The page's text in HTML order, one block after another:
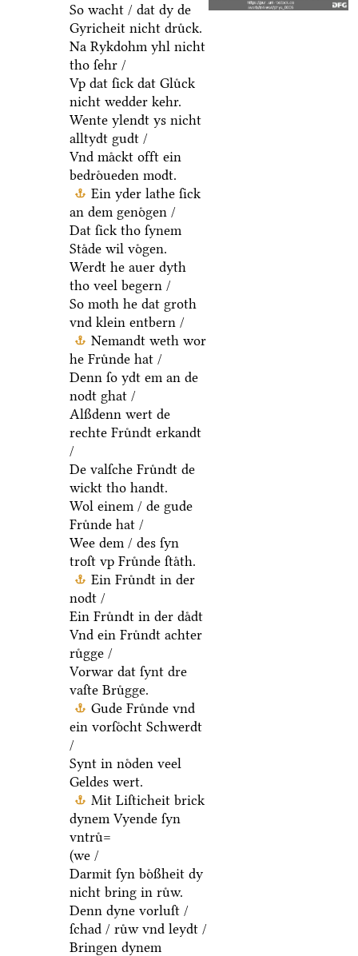
So wacht / dat dy de
Gyricheit nicht druͤck.
Na Rykdohm yhl nicht
tho ſehr /
Vp dat ſick dat Gluͤck
nicht wedder kehr.
Wente ylendt ys nicht
alltydt gudt /
Vnd maͤckt offt ein
bedroͤueden modt.
Ein yder lathe ſick
an dem genoͤgen /
Dat ſick tho ſynem
Staͤde wil voͤgen.
Werdt he auer dyth
tho veel begern /
So moth he dat groth
vnd klein entbern /
Nemandt weth wor
he Fruͤnde hat /
Denn ſo ydt em an de
nodt ghat /
Alßdenn wert de
rechte Fruͤndt erkandt
/
De valſche Fruͤndt de
wickt tho handt.
Wol einem / de gude
Fruͤnde hat /
Wee dem / des ſyn
troſt vp Fruͤnde ſtaͤth.
Ein Fruͤndt in der
nodt /
Ein Fruͤndt in der daͤdt
Vnd ein Fruͤndt achter
ruͤgge /
Vorwar dat ſynt dre
vaſte Bruͤgge.
Gude Fruͤnde vnd
ein vorſoͤcht Schwerdt
/
Synt in noͤden veel
Geldes wert.
Mit Liſticheit brick
dynem Vyende ſyn
vntruͤ=
(we /
Darmit ſyn boͤßheit dy
nicht bring in ruͤw.
Denn dyne vorluſt /
ſchad / ruͤw vnd leydt /
Bringen dynem